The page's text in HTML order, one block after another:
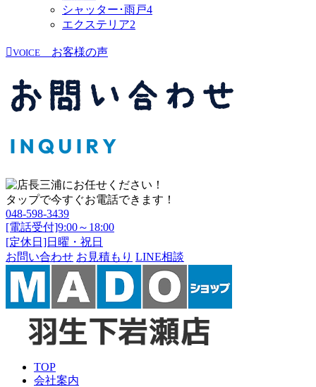
シャッター･雨戸4
エクステリア2
VOICE お客様の声
タップで今すぐお電話できます！
048-598-3439
[電話受付]9:00～18:00
[定休日]日曜・祝日
お問い合わせ お見積もり LINE相談
TOP
会社案内